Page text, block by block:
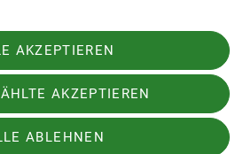
AKZEPTIEREN
AKZEPTIEREN
ABLEHNEN